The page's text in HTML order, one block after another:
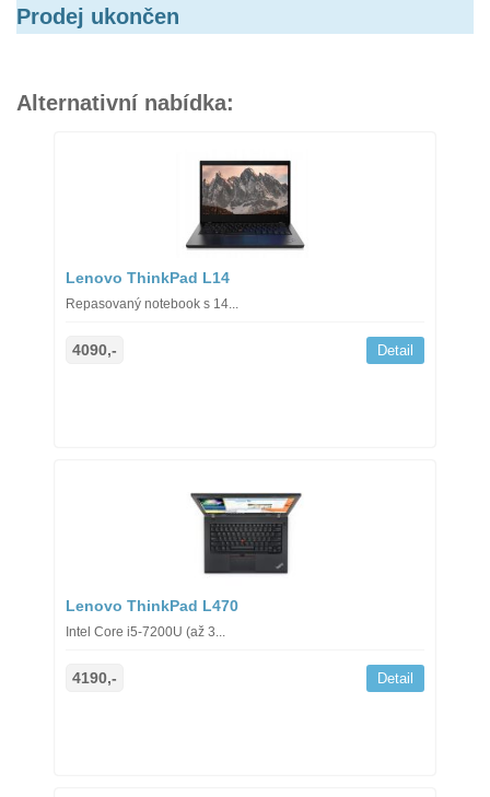
Prodej ukončen
Alternativní nabídka:
Lenovo ThinkPad L14
Repasovaný notebook s 14...
4090,- Detail
Lenovo ThinkPad L470
Intel Core i5-7200U (až 3...
4190,- Detail